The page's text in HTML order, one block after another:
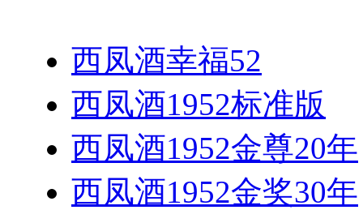
西凤酒幸福52
西凤酒1952标准版
西凤酒1952金尊20年
西凤酒1952金奖30年